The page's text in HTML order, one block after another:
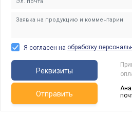
Я согласен на обработку
Реквизиты
Отправить